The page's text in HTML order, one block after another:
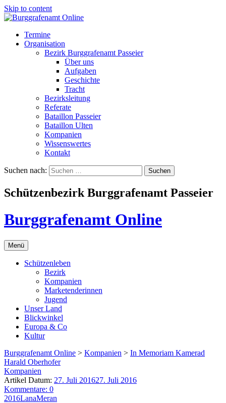
Skip to content
Termine
Organisation
Bezirk Burggrafenamt Passeier
Über uns
Aufgaben
Geschichte
Tracht
Bezirksleitung
Referate
Bataillon Passeier
Bataillon Ulten
Kompanien
Wissenswertes
Kontakt
Suchen nach:
Schützenbezirk Burggrafenamt Passeier
Burggrafenamt Online
Menü
Schützenleben
Bezirk
Kompanien
Marketenderinnen
Jugend
Unser Land
Blickwinkel
Europa & Co
Kultur
Burggrafenamt Online > Kompanien > In Memoriam Kamerad
Harald Oberhofer
Kompanien
Artikel Datum: 27. Juli 201627. Juli 2016
Kommentare: 0
2016LanaMeran